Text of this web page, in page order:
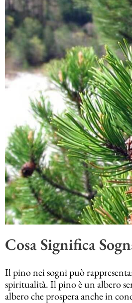
Cosa Significa
Il pino nei sogni può
spiritualità. Il pino è un albero
albero che prospera anche in